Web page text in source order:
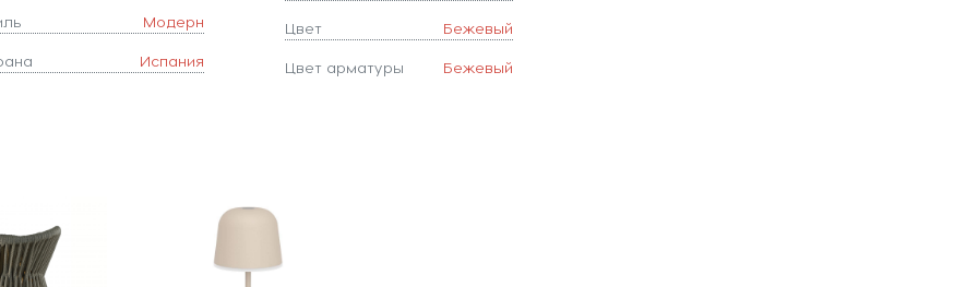
Модерн
Испания
Цвет Бежевый
Цвет арматуры Бежевый